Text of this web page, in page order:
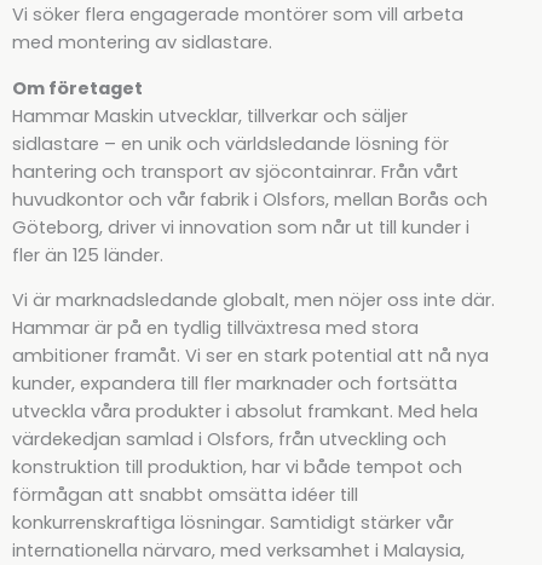
Vi söker flera engagerade montörer som vill arbeta
med montering av sidlastare.
Om företaget
Hammar Maskin utvecklar, tillverkar och säljer
sidlastare – en unik och världsledande lösning för
hantering och transport av sjöcontainrar. Från vårt
huvudkontor och vår fabrik i Olsfors, mellan Borås och
Göteborg, driver vi innovation som når ut till kunder i
fler än 125 länder.
Vi är marknadsledande globalt, men nöjer oss inte där.
Hammar är på en tydlig tillväxtresa med stora
ambitioner framåt. Vi ser en stark potential att nå nya
kunder, expandera till fler marknader och fortsätta
utveckla våra produkter i absolut framkant. Med hela
värdekedjan samlad i Olsfors, från utveckling och
konstruktion till produktion, har vi både tempot och
förmågan att snabbt omsätta idéer till
konkurrenskraftiga lösningar. Samtidigt stärker vår
internationella närvaro, med verksamhet i Malaysia,